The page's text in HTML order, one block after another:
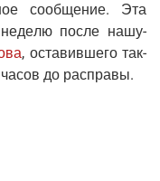
сооб­ще­ние. Эта
после нашу­
, оста­вив­ше­го так­
до расправы.